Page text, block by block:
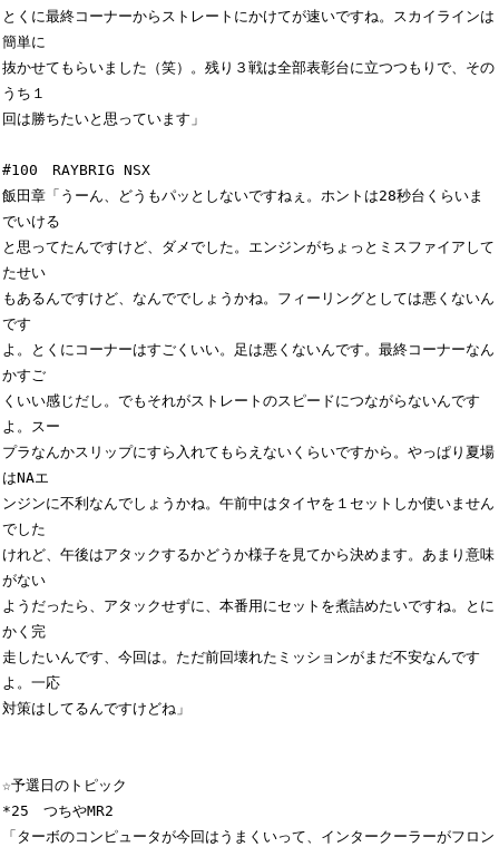
とくに最終コーナーからストレートにかけてが速いですね。スカイラインは
簡単に
抜かせてもらいました（笑）。残り３戦は全部表彰台に立つつもりで、その
うち１
回は勝ちたいと思っています」
#100　RAYBRIG NSX
飯田章「うーん、どうもパッとしないですねぇ。ホントは28秒台くらいま
でいける
と思ってたんですけど、ダメでした。エンジンがちょっとミスファイアして
たせい
もあるんですけど、なんででしょうかね。フィーリングとしては悪くないん
です
よ。とくにコーナーはすごくいい。足は悪くないんです。最終コーナーなん
かすご
くいい感じだし。でもそれがストレートのスピードにつながらないんです
よ。スー
プラなんかスリップにすら入れてもらえないくらいですから。やっぱり夏場
はNAエ
ンジンに不利なんでしょうかね。午前中はタイヤを１セットしか使いません
でした
けれど、午後はアタックするかどうか様子を見てから決めます。あまり意味
がない
ようだったら、アタックせずに、本番用にセットを煮詰めたいですね。とに
かく完
走したいんです、今回は。ただ前回壊れたミッションがまだ不安なんです
よ。一応
対策はしてるんですけどね」
☆予選日のトピック
*25　つちやMR2
「ターボのコンピュータが今回はうまくいって、インタークーラーがフロン